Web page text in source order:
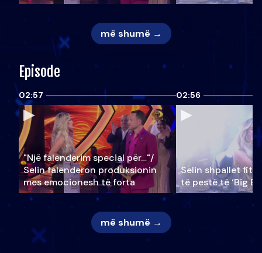
më shumë →
Episode
02:57
"Një falenderim special për…"/
Selin falënderon produksionin
mes emocionesh të forta
02:56
Selin shpallet
të pestë të ‘Big
më shumë →